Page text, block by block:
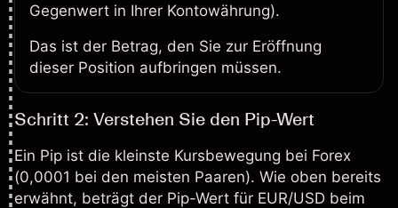
Gegenwert in Ihrer Kontowährung).
Das ist der Betrag, den Sie zur Eröffnung
dieser Position aufbringen müssen.
Schritt 2: Verstehen Sie den Pip-Wert
Ein Pip ist die kleinste Kursbewegung bei Forex
(0,0001 bei den meisten Paaren). Wie oben bereits
erwähnt, beträgt der Pip-Wert für EUR/USD beim